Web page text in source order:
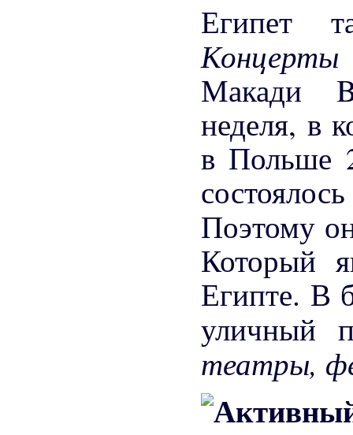
Египет
Макади
неделя, в
в Польше
Поэтому
Который
Египте. В
уличный
театры,